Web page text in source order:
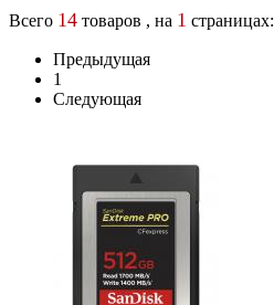
Всего 14 товаров , на 1 страницах:
Предыдущая
1
Следующая